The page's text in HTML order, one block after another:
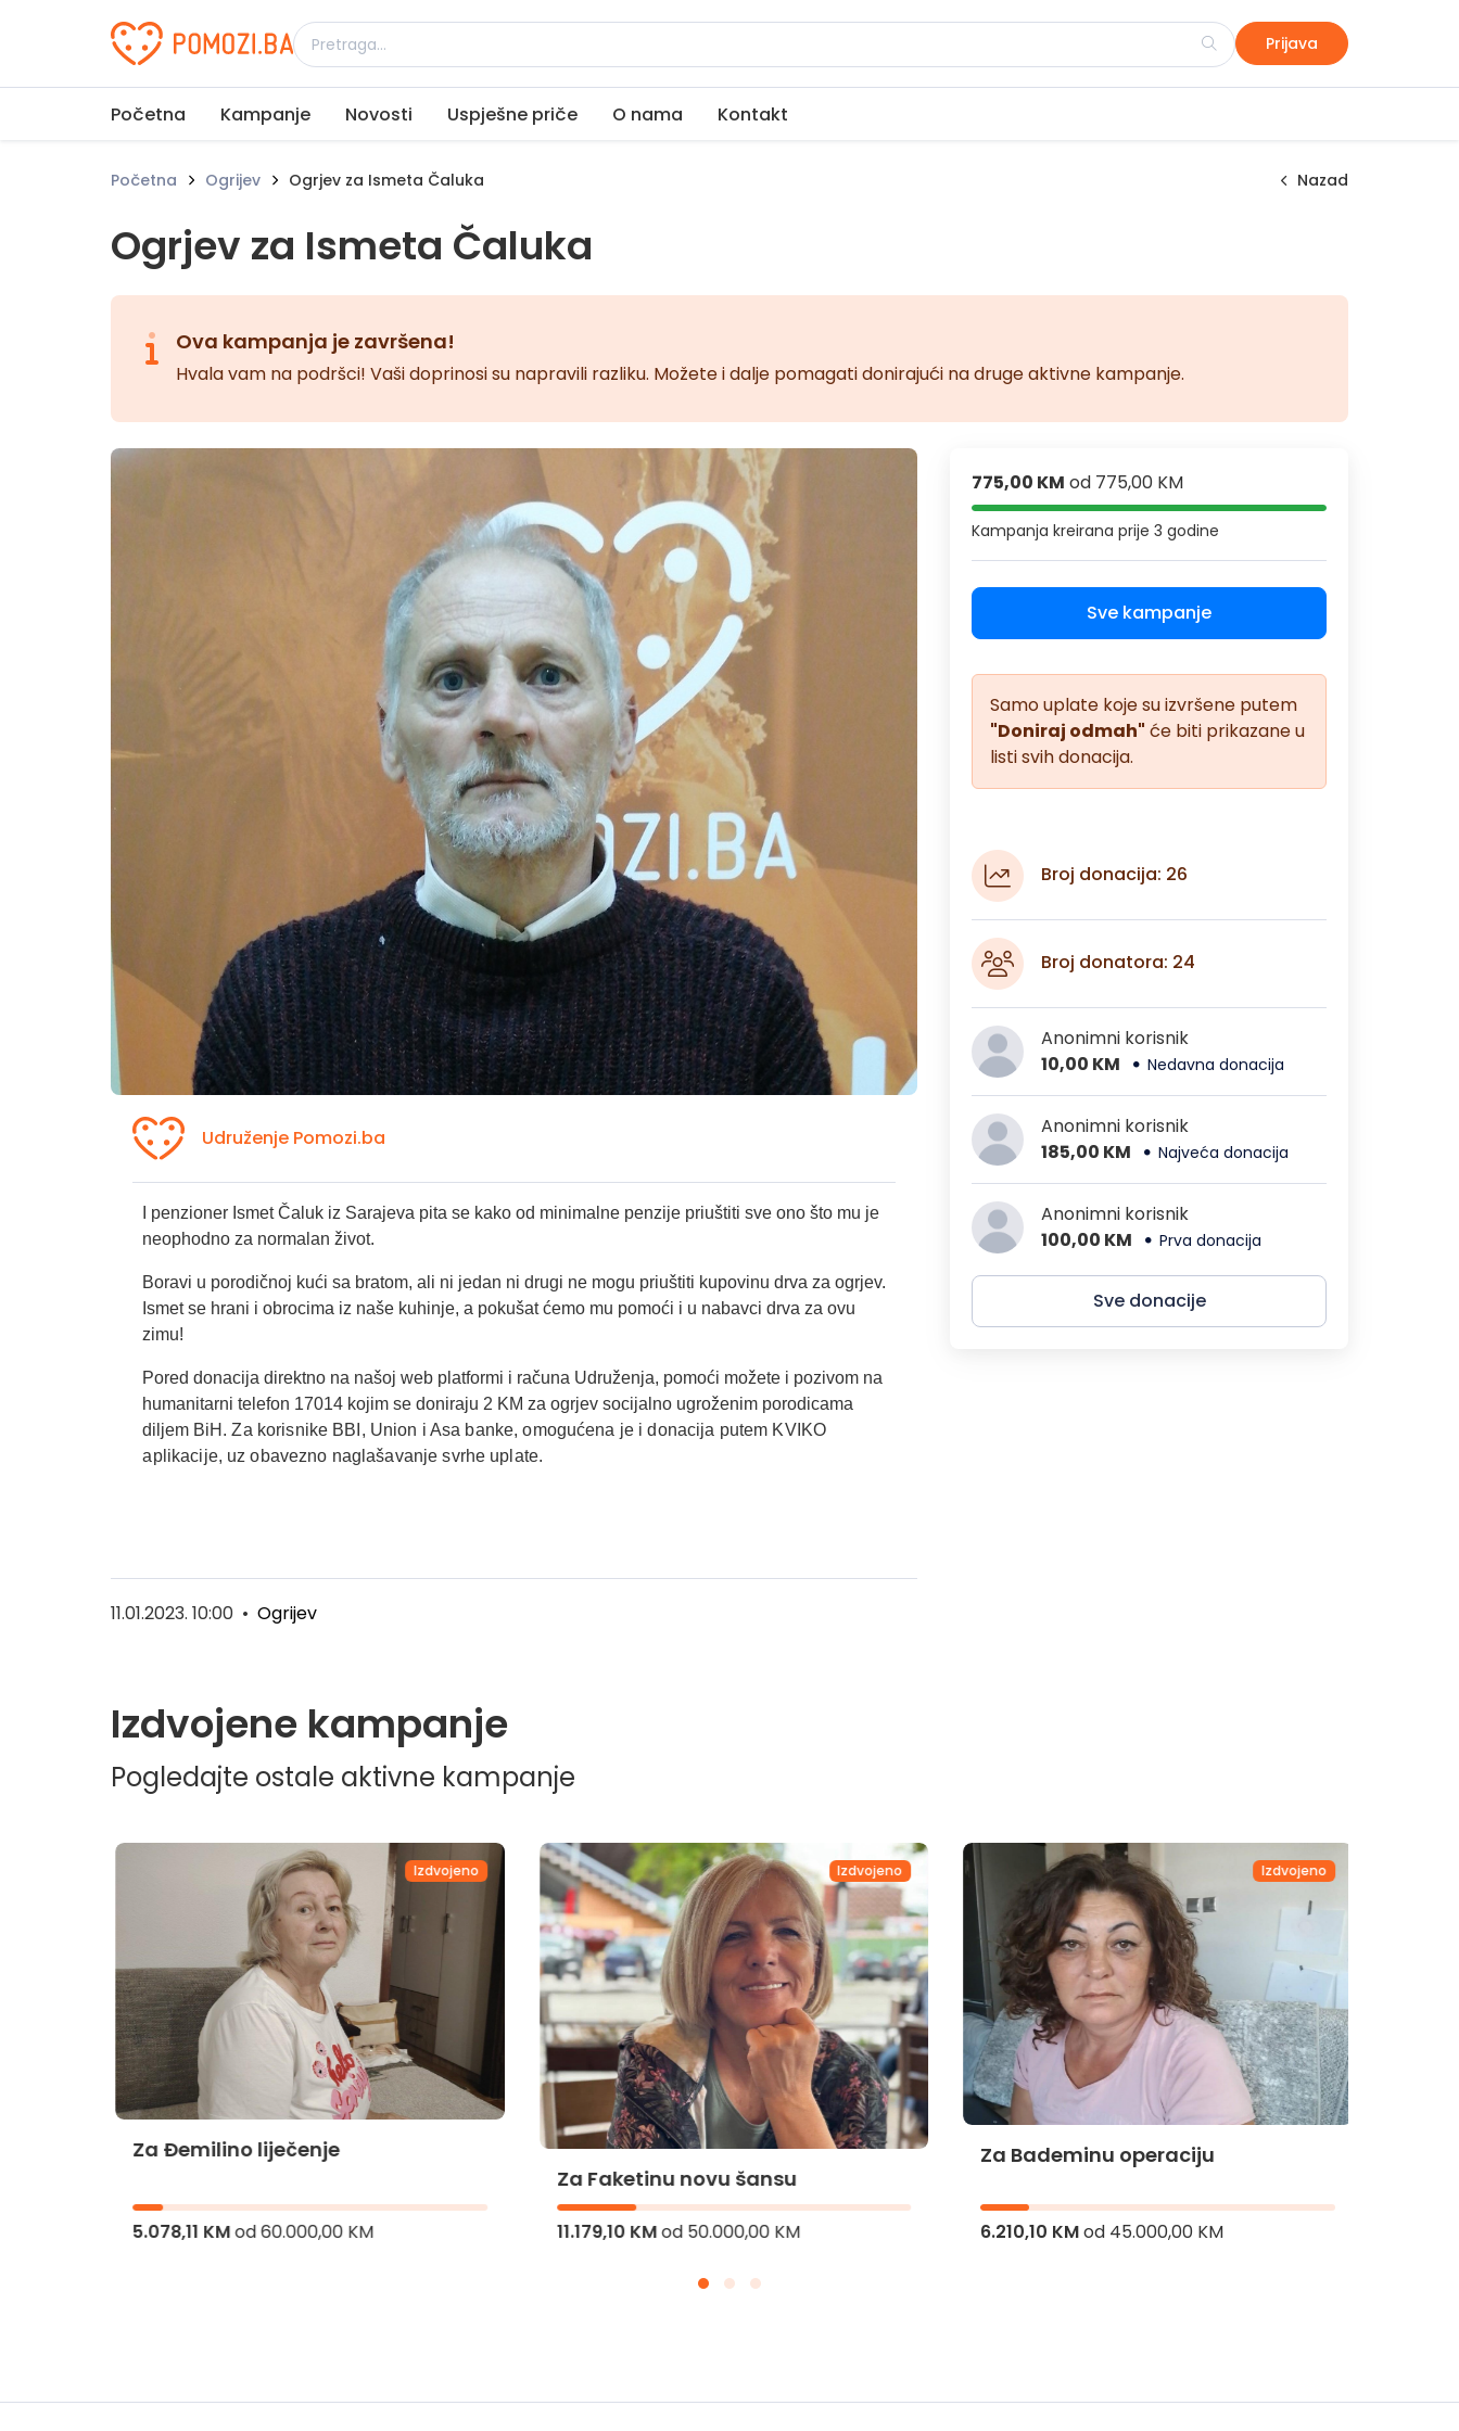
Udruženje Pomozi.ba Prijava
Početna Kampanje Novosti Uspješne priče O nama Kontakt
Početna Ogrijev Ogrjev za Ismeta Čaluka Nazad
Ogrjev za Ismeta Čaluka
Ova kampanja je završena!
Hvala vam na podršci! Vaši doprinosi su napravili razliku. Možete i dalje pomagati donirajući na druge aktivne kampanje.
Udruženje Pomozi.ba
I penzioner Ismet Čaluk iz Sarajeva pita se kako od minimalne penzije priuštiti sve ono što mu je
neophodno za normalan život.
Boravi u porodičnoj kući sa bratom, ali ni jedan ni drugi ne mogu priuštiti kupovinu drva za ogrjev.
Ismet se hrani i obrocima iz naše kuhinje, a pokušat ćemo mu pomoći i u nabavci drva za ovu
zimu!
Pored donacija direktno na našoj web platformi i računa Udruženja, pomoći možete i pozivom na
humanitarni telefon 17014 kojim se doniraju 2 KM za ogrjev socijalno ugroženim porodicama
diljem BiH.Za korisnike BBI, Union i Asa banke, omogućena je i donacija putem KVIKO
aplikacije, uz obavezno naglašavanje svrhe uplate.
11.01.2023. 10:00 • Ogrijev
775,00 KM od 775,00 KM
Kampanja kreiranaprije 3 godine
Sve kampanje
Samo uplate koje su izvršene putem
"Doniraj odmah" će biti prikazane u
listi svih donacija.
Broj donacija: 26
Broj donatora: 24
Anonimni korisnik
10,00 KM
Nedavna donacija
Anonimni korisnik
185,00 KM
Najveća donacija
Anonimni korisnik
100,00 KM
Prva donacija
Sve donacije
Izdvojene kampanje
Pogledajte ostale aktivne kampanje
Izdvojeno
Za Đemilino liječenje
5.078,11 KMod60.000,00 KM
Izdvojeno
Za Faketinu novu šansu
11.179,10 KMod50.000,00 KM
Izdvojeno
Za Bademinu operaciju
6.210,10 KMod45.000,00 KM